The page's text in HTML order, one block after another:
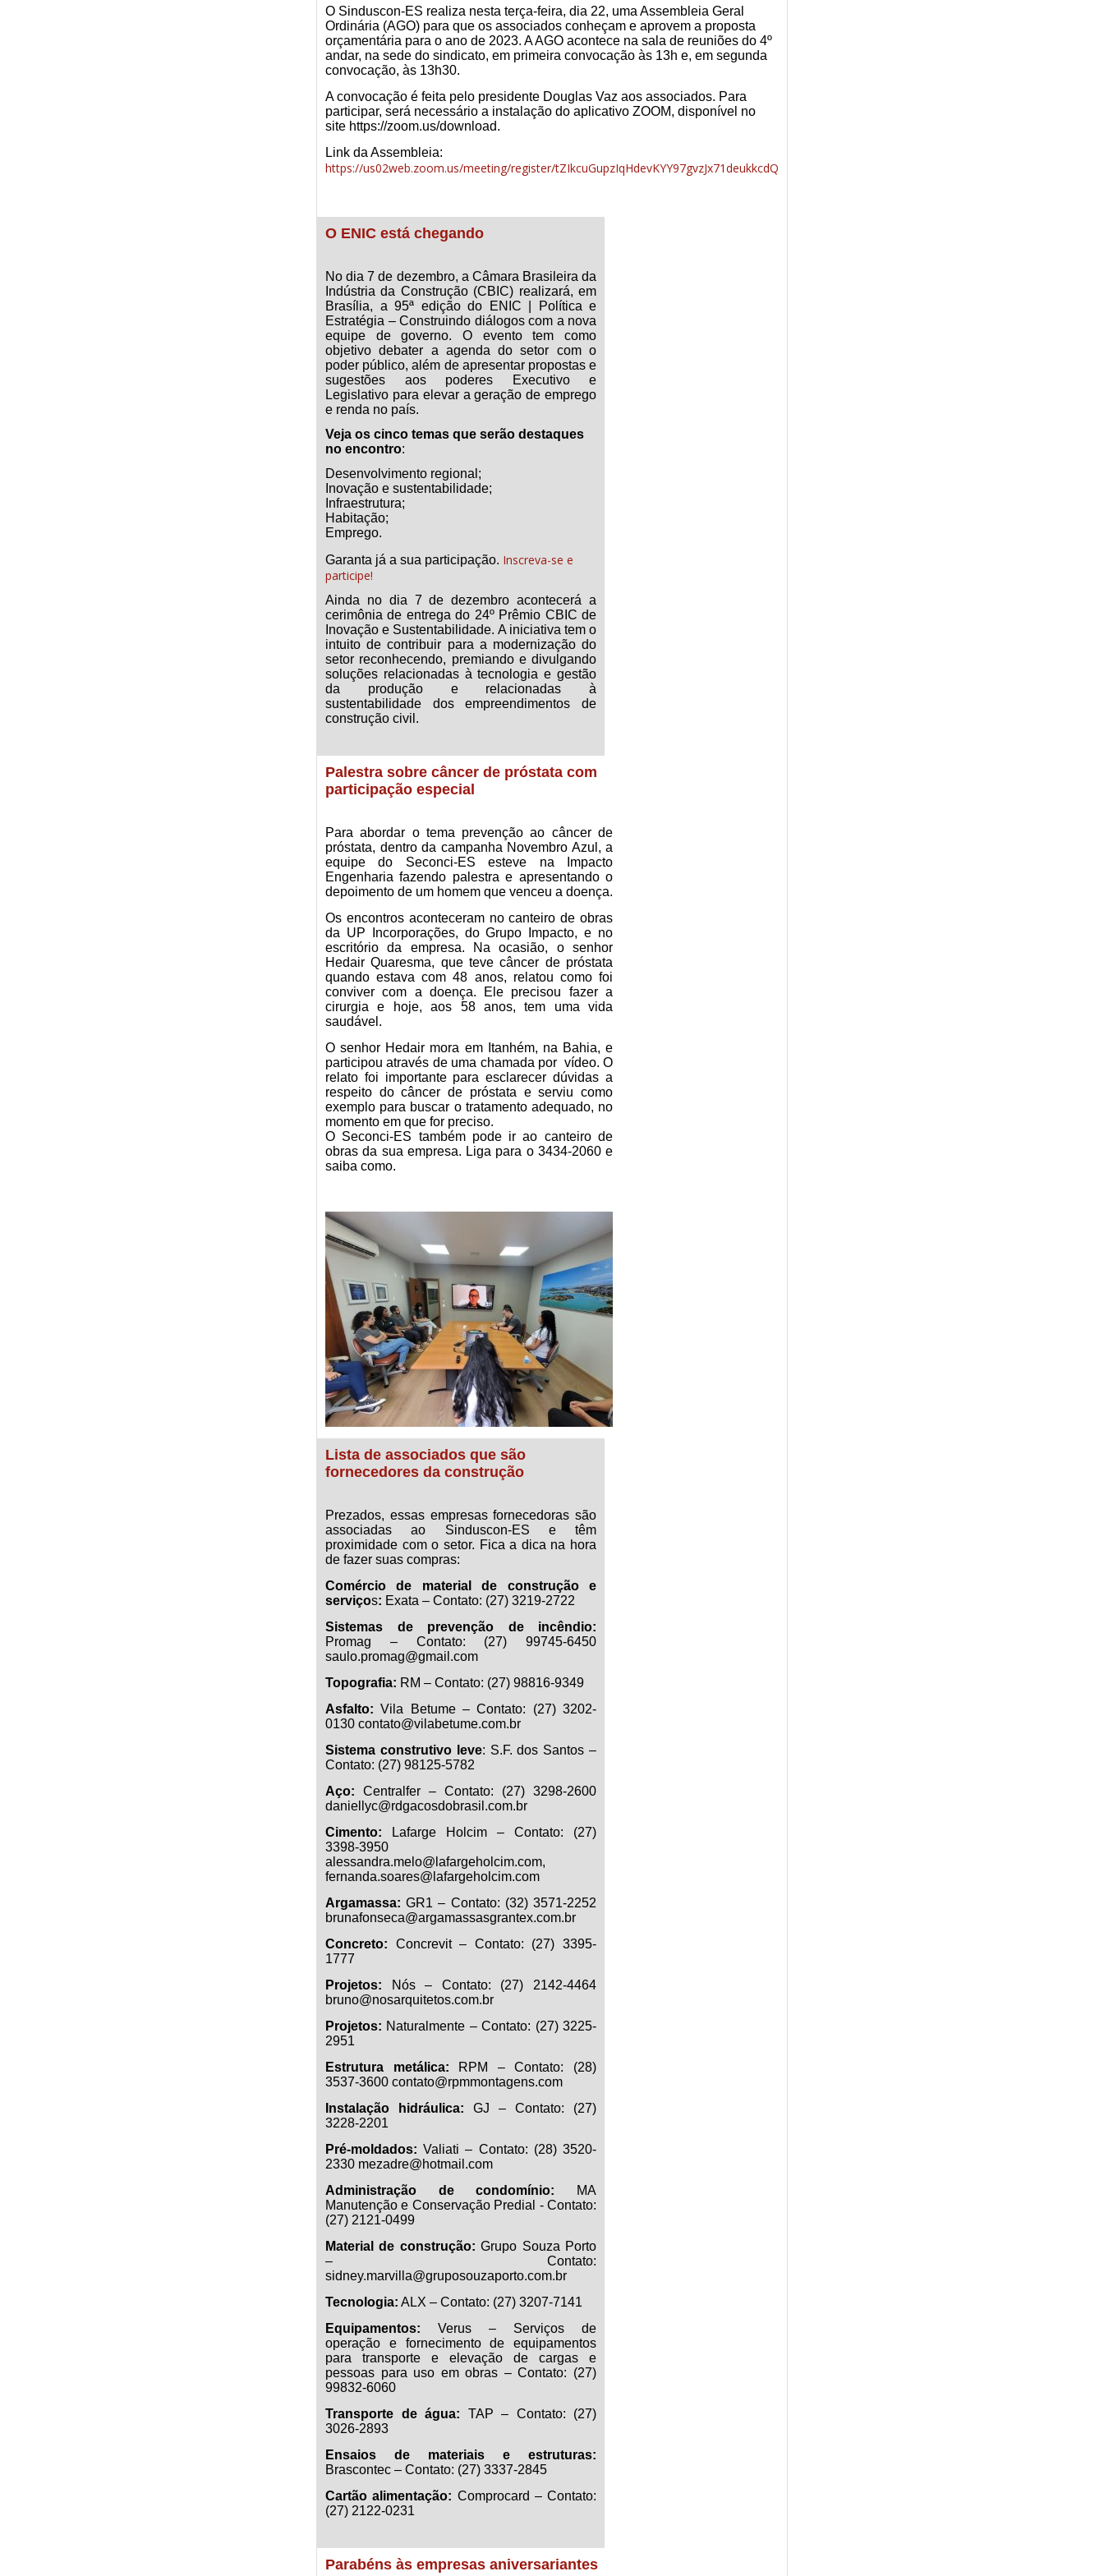
O Sinduscon-ES realiza nesta terça-feira, dia 22, uma Assembleia Geral
Ordinária (AGO) para que os associados conheçam e aprovem a proposta
orçamentária para o ano de 2023. A AGO acontece na sala de reuniões do 4º
andar, na sede do sindicato, em primeira convocação às 13h e, em segunda
convocação, às 13h30.
A convocação é feita pelo presidente Douglas Vaz aos associados. Para
participar, será necessário a instalação do aplicativo ZOOM, disponível no
site https://zoom.us/download.
Link da Assembleia:
https://us02web.zoom.us/meeting/register/tZIkcuGupzIqHdevKYY97gvzJx71deukkcdQ
O ENIC está chegando
No dia 7 de dezembro, a Câmara Brasileira da
Indústria da Construção (CBIC) realizará, em
Brasília, a 95ª edição do ENIC | Política e
Estratégia – Construindo diálogos com a nova
equipe de governo. O evento tem como
objetivo debater a agenda do setor com o
poder público, além de apresentar propostas e
sugestões aos poderes Executivo e
Legislativo para elevar a geração de emprego
e renda no país.
Veja os cinco temas que serão destaques
no encontro:
Desenvolvimento regional;
Inovação e sustentabilidade;
Infraestrutura;
Habitação;
Emprego.
Garanta já a sua participação. Inscreva-se e
participe!
Ainda no dia 7 de dezembro acontecerá a
cerimônia de entrega do 24º Prêmio CBIC de
Inovação e Sustentabilidade. A iniciativa tem o
intuito de contribuir para a modernização do
setor reconhecendo, premiando e divulgando
soluções relacionadas à tecnologia e gestão
da produção e relacionadas à
sustentabilidade dos empreendimentos de
construção civil.
Palestra sobre câncer de próstata com
participação especial
Para abordar o tema prevenção ao câncer de
próstata, dentro da campanha Novembro Azul, a
equipe do Seconci-ES esteve na Impacto
Engenharia fazendo palestra e apresentando o
depoimento de um homem que venceu a doença.
Os encontros aconteceram no canteiro de obras
da UP Incorporações, do Grupo Impacto, e no
escritório da empresa. Na ocasião, o senhor
Hedair Quaresma, que teve câncer de próstata
quando estava com 48 anos, relatou como foi
conviver com a doença. Ele precisou fazer a
cirurgia e hoje, aos 58 anos, tem uma vida
saudável.
O senhor Hedair mora em Itanhém, na Bahia, e
participou através de uma chamada por vídeo. O
relato foi importante para esclarecer dúvidas a
respeito do câncer de próstata e serviu como
exemplo para buscar o tratamento adequado, no
momento em que for preciso.
O Seconci-ES também pode ir ao canteiro de
obras da sua empresa. Liga para o 3434-2060 e
saiba como.
Lista de associados que são
fornecedores da construção
Prezados, essas empresas fornecedoras são
associadas ao Sinduscon-ES e têm
proximidade com o setor. Fica a dica na hora
de fazer suas compras:
Comércio de material de construção e
serviços: Exata – Contato: (27) 3219-2722
Sistemas de prevenção de incêndio:
Promag – Contato: (27) 99745-6450
saulo.promag@gmail.com
Topografia: RM – Contato: (27) 98816-9349
Asfalto: Vila Betume – Contato: (27) 3202-
0130 contato@vilabetume.com.br
Sistema construtivo leve: S.F. dos Santos –
Contato: (27) 98125-5782
Aço: Centralfer – Contato: (27) 3298-2600
daniellyc@rdgacosdobrasil.com.br
Cimento: Lafarge Holcim – Contato: (27)
3398-3950
alessandra.melo@lafargeholcim.com,
fernanda.soares@lafargeholcim.com
Argamassa: GR1 – Contato: (32) 3571-2252
brunafonseca@argamassasgrantex.com.br
Concreto: Concrevit – Contato: (27) 3395-
1777
Projetos: Nós – Contato: (27) 2142-4464
bruno@nosarquitetos.com.br
Projetos: Naturalmente – Contato: (27) 3225-
2951
Estrutura metálica: RPM – Contato: (28)
3537-3600 contato@rpmmontagens.com
Instalação hidráulica: GJ – Contato: (27)
3228-2201
Pré-moldados: Valiati – Contato: (28) 3520-
2330 mezadre@hotmail.com
Administração de condomínio: MA
Manutenção e Conservação Predial - Contato:
(27) 2121-0499
Material de construção: Grupo Souza Porto
– Contato:
sidney.marvilla@gruposouzaporto.com.br
Tecnologia: ALX – Contato: (27) 3207-7141
Equipamentos: Verus – Serviços de
operação e fornecimento de equipamentos
para transporte e elevação de cargas e
pessoas para uso em obras – Contato: (27)
99832-6060
Transporte de água: TAP – Contato: (27)
3026-2893
Ensaios de materiais e estruturas:
Brascontec – Contato: (27) 3337-2845
Cartão alimentação: Comprocard – Contato:
(27) 2122-0231
Parabéns às empresas aniversariantes